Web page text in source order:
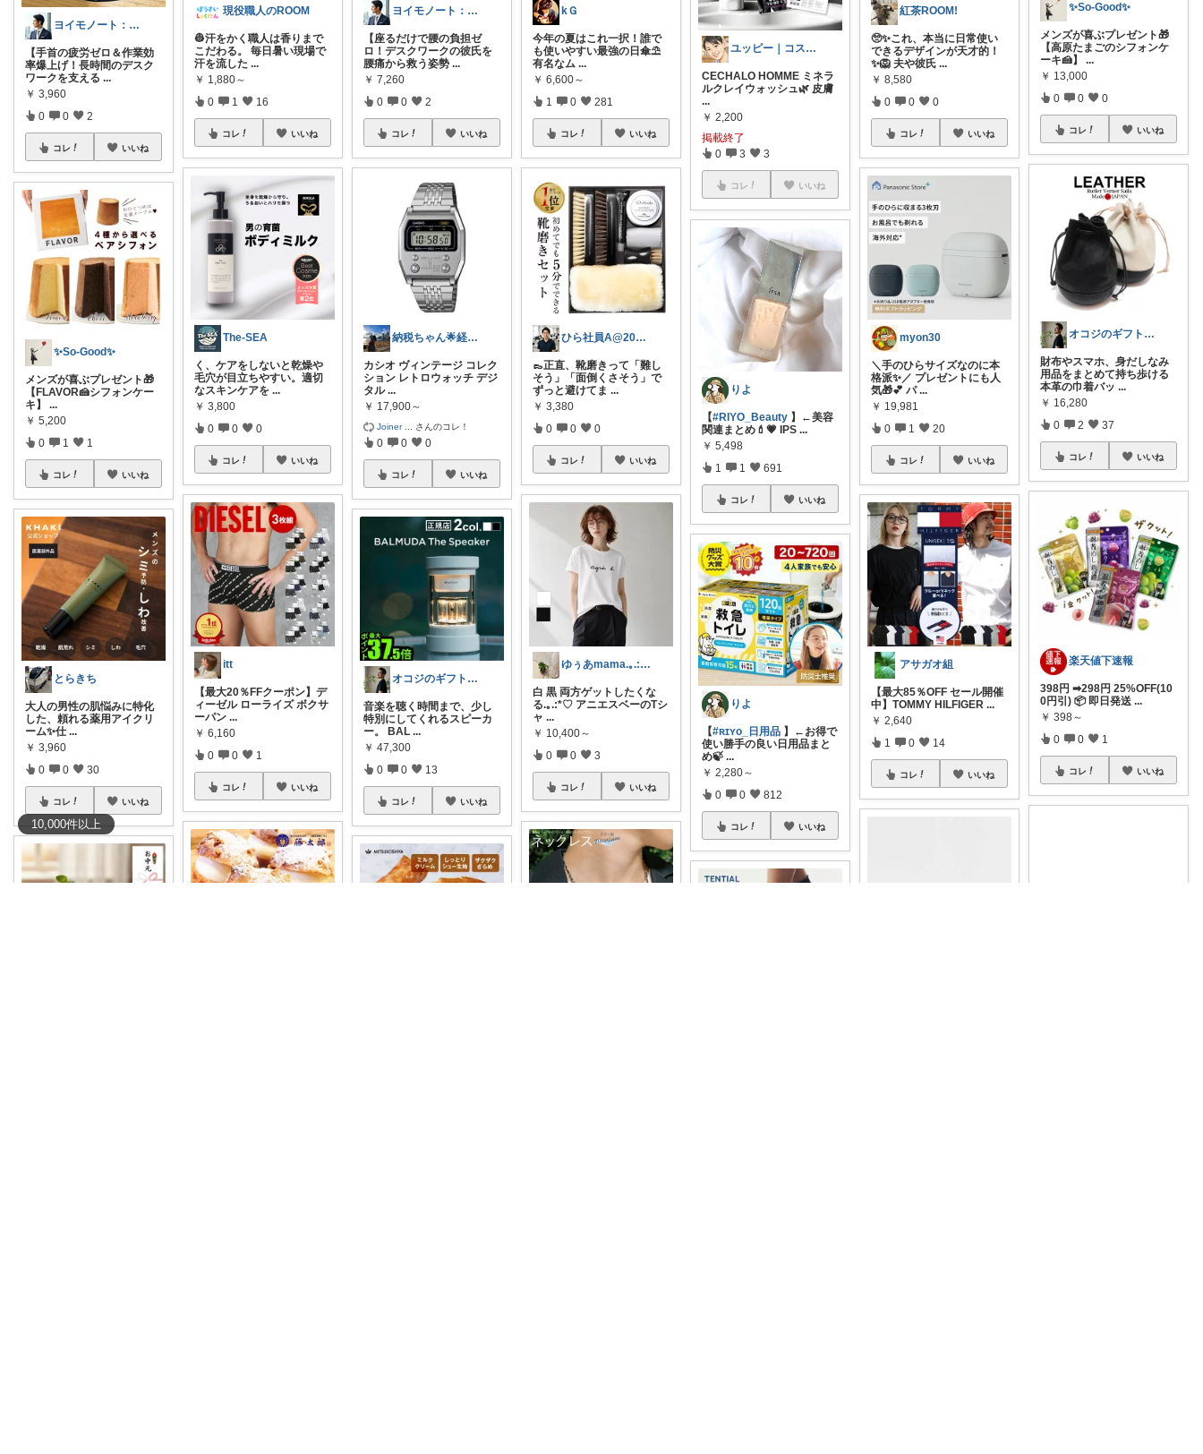
10,000件以上
ヨイモノート：彼氏・旦那を高年収に育てる
【手首の疲労ゼロ＆作業効
率爆上げ！長時間のデスク
ワークを支える ...
￥ 3,960
0 0 2
コレ いいね
✨So-Good✨
メンズが喜ぶプレゼント🎁
【FLAVOR🍰シフォンケー
キ】 ...
￥ 5,200
0 1 1
コレ いいね
とらきち
​大人の男性の肌悩みに特化
した、頼れる薬用アイクリ
ーム✨ ​仕 ...
￥ 3,960
0 0 30
コレ いいね
現役職人のROOM
👷汗をかく職人は香りまで
こだわる。 毎日暑い現場で
汗を流した ...
￥ 1,880～
0 1 16
コレ いいね
The-SEA
く、ケアをしないと乾燥や
毛穴が目立ちやすい。適切
なスキンケアを ...
￥ 3,800
0 0 0
コレ いいね
itt
【最大20％FFクーポン】デ
ィーゼル ローライズ ボクサ
ーパン ...
￥ 6,160
0 0 1
コレ いいね
ヨイモノート：彼氏・旦那を高年収に育てる
【座るだけで腰の負担ゼ
ロ！デスクワークの彼氏を
腰痛から救う姿勢 ...
￥ 7,260
0 0 2
コレ いいね
納税ちゃん🌟経由購入★
カシオ ヴィンテージ コレク
ション レトロウォッチ デジ
タル...
￥ 17,900～
Joiner さんのコレ！
0 0 0
コレ いいね
オコジのギフト研究室
音楽を聴く時間まで、少し
特別にしてくれるスピーカ
ー。 BAL ...
￥ 47,300
0 0 13
コレ いいね
kＧ
今年の夏はこれ一択！誰で
も使いやすい最強の日傘⛱️
有名なム ...
￥ 6,600～
1 0 281
コレ いいね
ひら社員A@20代の家づくり・愛用品
👞正直、靴磨きって「難し
そう」「面倒くさそう」で
ずっと避けてま ...
￥ 3,380
0 0 0
コレ いいね
ゆぅあmama.｡.:*♡感謝です
白 黒 両方ゲットしたくな
る.｡.:*♡ アニエスベーのTシ
ャ ...
￥ 10,400～
0 0 3
コレ いいね
ユッピー｜コスメと子育てROOM
CECHALO HOMME ミネラ
ルクレイウォッシュ🌿 皮膚
...
￥ 2,200
掲載終了
0 3 3
コレ いいね
りよ
【#RIYO_Beauty 】←美容
関連まとめ💄💗 IPS ...
￥ 5,498
1 1 691
コレ いいね
りよ
【#ʀɪʏᴏ_日用品 】←お得で
使い勝手の良い日用品まと
め🍃...
￥ 2,280～
0 0 812
コレ いいね
紅茶ROOM!
🥺✨これ、本当に日常使い
できるデザインが天才的！
✨🦁 夫や彼氏 ...
￥ 8,580
0 0 0
コレ いいね
myon30
＼手のひらサイズなのに本
格派✨／ プレゼントにも人
気🎁💕 パ ...
￥ 19,981
0 1 20
コレ いいね
アサガオ組
【最大85％OFF セール開催
中】TOMMY HILFIGER ...
￥ 2,640
1 0 14
コレ いいね
✨So-Good✨
メンズが喜ぶプレゼント🎁
【高原たまごのシフォンケ
ーキ🍰】...
￥ 13,000
0 0 0
コレ いいね
オコジのギフト研究室
財布やスマホ、身だしなみ
用品をまとめて持ち歩ける
本革の巾着バッ ...
￥ 16,280
0 2 37
コレ いいね
楽天値下速報
398円 ➡298円 25%OFF(10
0円引) 📦 即日発送 ...
￥ 398～
0 0 1
コレ いいね